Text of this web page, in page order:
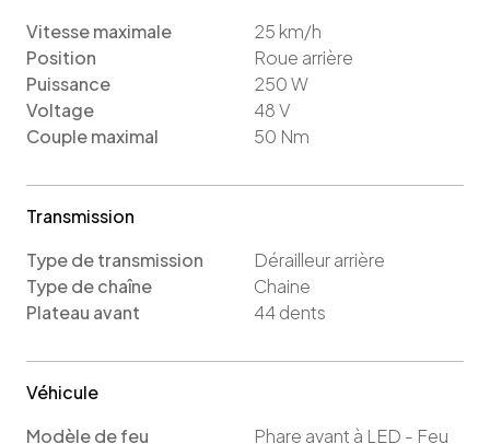
Vitesse maximale
25 km/h
Position
Roue arrière
Puissance
250W
Voltage
48V
Couple maximal
50 Nm
Transmission
Type de transmission
Dérailleur arrière
Type de chaîne
Chaine
Plateau avant
44dents
Véhicule
Modèle de feu
Phare avant à LED - Feu